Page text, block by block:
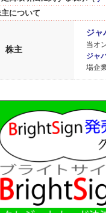
について
株主
ジャ
当オ
ジャ
場企